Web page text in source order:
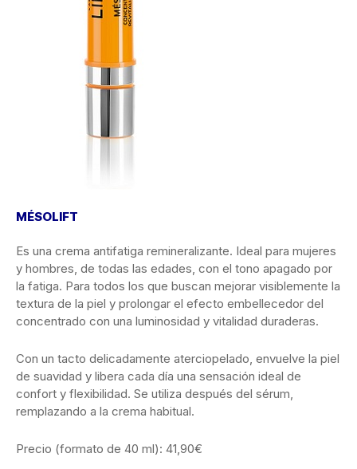
MÉSOLIFT
Es una crema antifatiga remineralizante. Ideal para mujeres
y hombres, de todas las edades, con el tono apagado por
la fatiga. Para todos los que buscan mejorar visiblemente la
textura de la piel y prolongar el efecto embellecedor del
concentrado con una luminosidad y vitalidad duraderas.
Con un tacto delicadamente aterciopelado, envuelve la piel
de suavidad y libera cada día una sensación ideal de
confort y flexibilidad. Se utiliza después del sérum,
remplazando a la crema habitual.
Precio (formato de 40 ml): 41,90€